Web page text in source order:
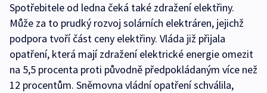
Spotřebitele od ledna čeká také zdražení elektřiny.
Může za to prudký rozvoj solárních elektráren, jejichž
podpora tvoří část ceny elektřiny. Vláda již přijala
opatření, která mají zdražení elektrické energie omezit
na 5,5 procenta proti původně předpokládaným více než
12 procentům. Sněmovna vládní opatření schválila,